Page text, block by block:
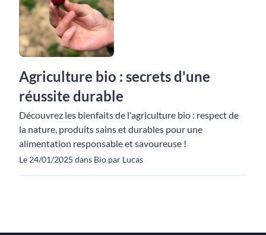
Agriculture bio : secrets d'une
réussite durable
Découvrez les bienfaits de l'agriculture bio : respect de
la nature, produits sains et durables pour une
alimentation responsable et savoureuse !
Le 24/01/2025 dans Bio par Lucas